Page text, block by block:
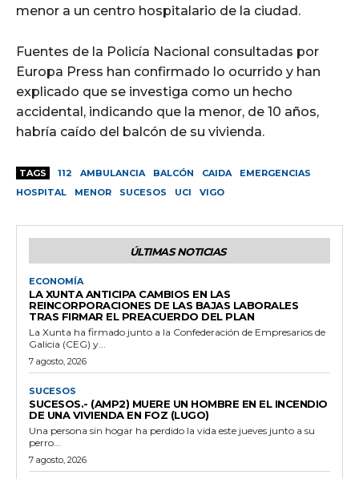
menor a un centro hospitalario de la ciudad.
Fuentes de la Policía Nacional consultadas por
Europa Press han confirmado lo ocurrido y han
explicado que se investiga como un hecho
accidental, indicando que la menor, de 10 años,
habría caído del balcón de su vivienda.
TAGS 112 AMBULANCIA BALCÓN CAIDA
EMERGENCIAS
HOSPITAL
MENOR SUCESOS UCI VIGO
ÚLTIMAS NOTICIAS
ECONOMÍA
LA XUNTA ANTICIPA CAMBIOS EN LAS
REINCORPORACIONES DE LAS BAJAS LABORALES
TRAS FIRMAR EL PREACUERDO DEL PLAN
La Xunta ha firmado junto a la Confederación de Empresarios de
Galicia (CEG) y...
7 agosto, 2026
SUCESOS
SUCESOS.- (AMP2) MUERE UN HOMBRE EN EL INCENDIO
DE UNA VIVIENDA EN FOZ (LUGO)
Una persona sin hogar ha perdido la vida este jueves junto a su
perro...
7 agosto, 2026